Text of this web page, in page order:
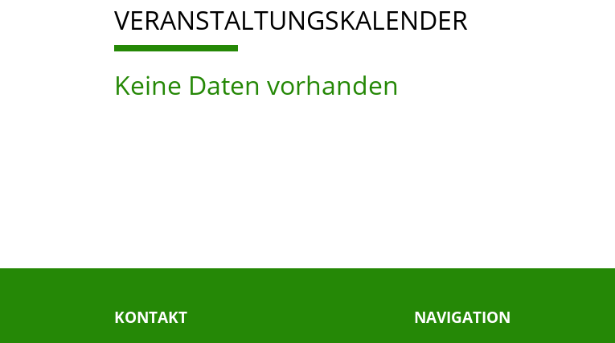
VERANSTALTUNGSKALENDER
Keine Daten vorhanden
KONTAKT NAVIGATION